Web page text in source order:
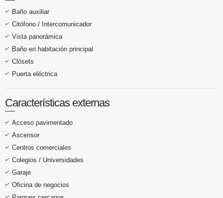
Baño auxiliar
Citófono / Intercomunicador
Vista panorámica
Baño en habitación principal
Clósets
Puerta eléctrica
Características externas
Acceso pavimentado
Ascensor
Centros comerciales
Colegios / Universidades
Garaje
Oficina de negocios